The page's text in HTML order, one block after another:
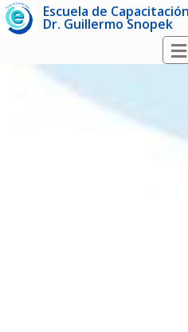
Escuela de
Dr. Guillermo Snopek